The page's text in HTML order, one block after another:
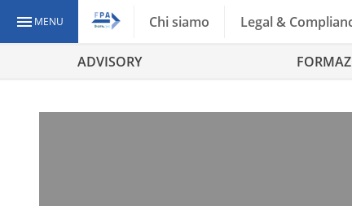
MENU Chi siamo Legal &
ADVISORY